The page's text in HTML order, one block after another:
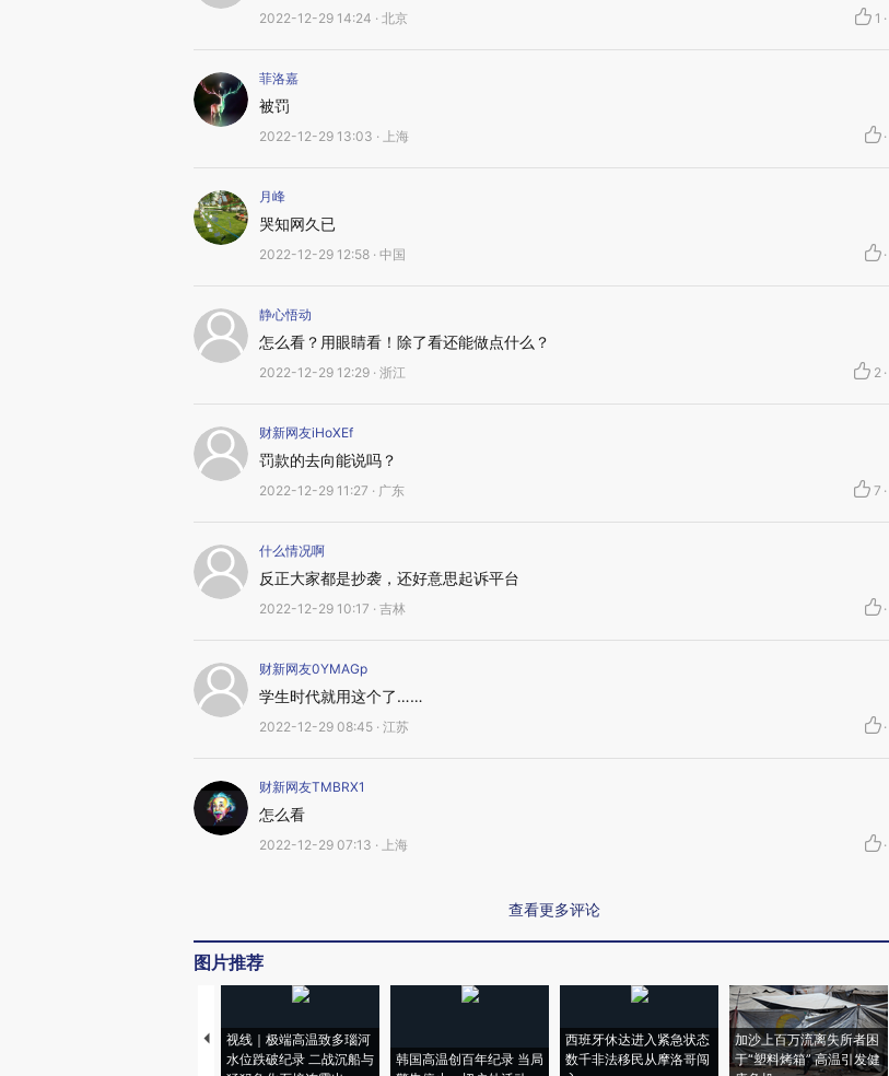
2022-12-29 14:24 · 北京 1 ·
菲洛嘉
被罚
2022-12-29 13:03 · 上海 ·
月峰
哭知网久已
2022-12-29 12:58 · 中国 ·
静心悟动
怎么看？用眼睛看！除了看还能做点什么？
2022-12-29 12:29 · 浙江 2 ·
财新网友iHoXEf
罚款的去向能说吗？
2022-12-29 11:27 · 广东 7 ·
什么情况啊
反正大家都是抄袭，还好意思起诉平台
2022-12-29 10:17 · 吉林 ·
财新网友0YMAGp
学生时代就用这个了……
2022-12-29 08:45 · 江苏 ·
财新网友TMBRX1
怎么看
2022-12-29 07:13 · 上海 ·
查看更多评论
图片推荐
视线｜极端高温致多瑙河
水位跌破纪录 二战沉船与
韩国高温创百年纪录 当局
西班牙休达进入紧急状态
数千非法移民从摩洛哥闯
加沙上百万流离失所者困
于“塑料烤箱” 高温引发健